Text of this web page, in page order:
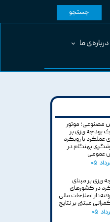
جستجو
درباره‌ی ما
مصنوعی؛ موتور
بودجه ریزی بر
عملکرد با رویکرد
بهنگام در
عمومی
ریزی بر مبنای
در کشورهای
از اصلاحات مالی
مبتنی بر نتایج